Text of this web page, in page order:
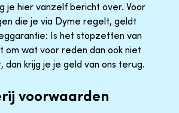
je hier vanzelf bericht over. Voor
die je via Dyme regelt, geldt
Is het stopzetten van
om wat voor reden dan ook niet
dan krijg je je geld van ons terug.
voorwaarden